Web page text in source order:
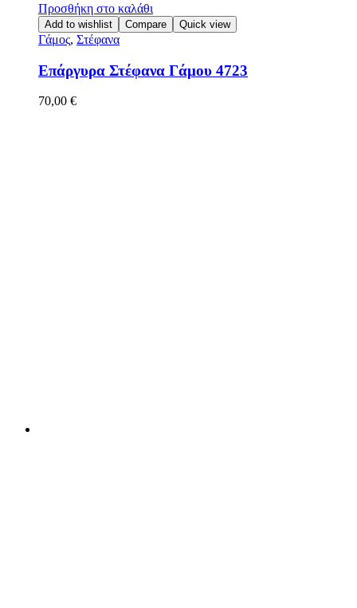
Προσθήκη στο καλάθι
Add to wishlist Compare Quick view
Γάμος, Στέφανα
Επάργυρα Στέφανα Γάμου 4723
70,00 €